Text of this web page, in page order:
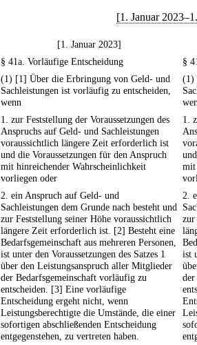
[1. Januar
[1. Januar 2023]
§ 41a. Vorläufige Entscheidung
§
(1) [1] Über die Erbringung von Geld- und
Sachleistungen ist vorläufig zu entscheiden,
wenn
(1)
1. zur Feststellung der Voraussetzungen des
Anspruchs auf Geld- und Sachleistungen
voraussichtlich längere Zeit erforderlich ist
und die Voraussetzungen für den Anspruch
mit hinreichender Wahrscheinlichkeit
vorliegen oder
1.
mit
2. ein Anspruch auf Geld- und
Sachleistungen dem Grunde nach besteht und
zur Feststellung seiner Höhe voraussichtlich
längere Zeit erforderlich ist. [2] Besteht eine
Bedarfsgemeinschaft aus mehreren Personen,
ist unter den Voraussetzungen des Satzes 1
über den Leistungsanspruch aller Mitglieder
der Bedarfsgemeinschaft vorläufig zu
entscheiden. [3] Eine vorläufige
Entscheidung ergeht nicht, wenn
Leistungsberechtigte die Umstände, die einer
sofortigen abschließenden Entscheidung
entgegenstehen, zu vertreten haben.
2.
zur
ist